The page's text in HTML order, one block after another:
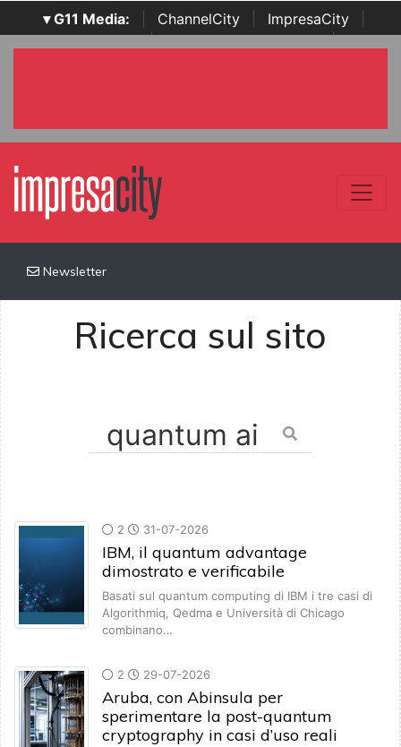
▾ G11 Media: ChannelCity ImpresaCity
SecurityOpenLab | Italian Channel Awards | Italian
Newsletter
Ricerca sul sito
2 31-07-2026
IBM, il quantum advantage
dimostrato e verificabile
Basati sul quantum computing di IBM i tre casi di
Algorithmiq, Qedma e Università di Chicago
combinano…
2 29-07-2026
Aruba, con Abinsula per
sperimentare la post-quantum
cryptography in casi d’uso reali